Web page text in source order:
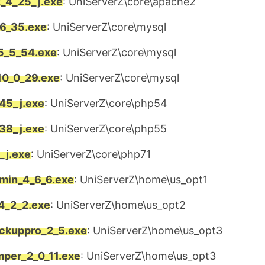
: UniServerZ\core\mysql
: UniServerZ\core\mysql
: UniServerZ\core\mysql
: UniServerZ\core\php54
: UniServerZ\core\php55
: UniServerZ\core\php71
: UniServerZ\home\us_opt1
: UniServerZ\home\us_opt2
: UniServerZ\home\us_opt3
: UniServerZ\home\us_opt3